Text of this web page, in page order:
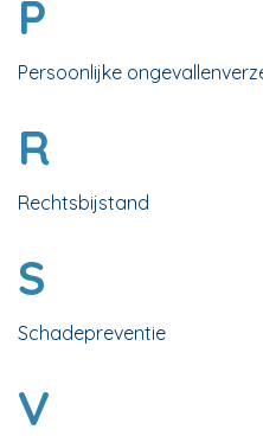
P
Persoonlijke
R
Rechtsbijstand
S
Schadepreventie
V